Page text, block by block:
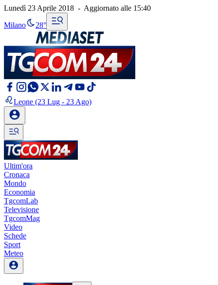
Lunedì 23 Aprile 2018 - Aggiornato alle 15:40
Milano 28°
Leone (23 Lug - 23 Ago)
Ultim'ora
Cronaca
Mondo
Economia
TgcomLab
Televisione
TgcomMag
Video
Schede
Sport
Meteo